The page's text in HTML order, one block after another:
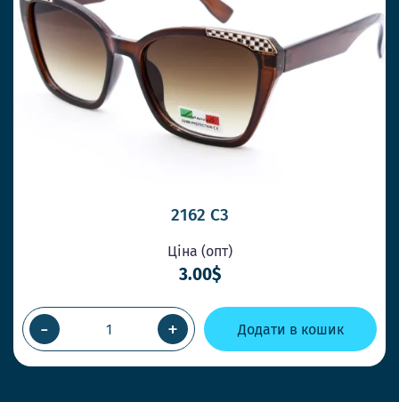
2162 C3
Ціна (опт)
3.00$
- + Додати в кошик